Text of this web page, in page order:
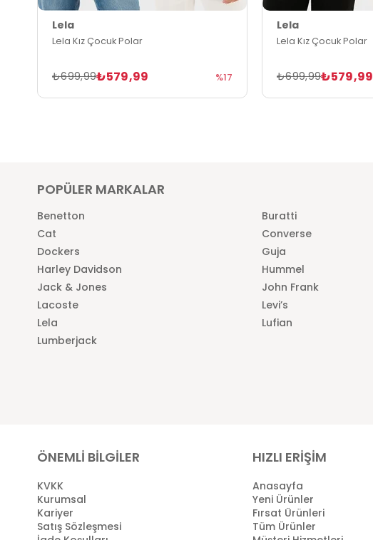
Lela
Lela Kız Çocuk Polar
₺579,99
₺699,99 %17
Lela
Lela Kız Çocuk Polar
₺579,99
₺699,99
POPÜLER MARKALAR
Benetton
Buratti
Cat
Converse
Dockers
Guja
Harley Davidson
Hummel
Jack & Jones
John Frank
Lacoste
Levi’s
Lela
Lufian
Lumberjack
ÖNEMLİ BİLGİLER
KVKK
Kurumsal
Kariyer
Satış Sözleşmesi
HIZLI ERİŞİM
Anasayfa
Yeni Ürünler
Fırsat Ürünleri
Tüm Ürünler